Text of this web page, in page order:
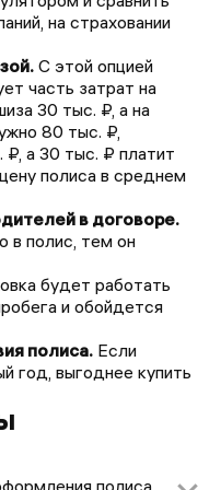
на страховании
С этой опцией
часть затрат на
30 тыс. ₽, а на
80 тыс. ₽,
₽, а 30 тыс. ₽ платит
полиса в среднем
в договоре.
в полис, тем он
будет работать
и обойдется
полиса. Если
год, выгоднее купить
полиса